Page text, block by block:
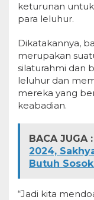
keturunan
para leluhur.
Dikatakannya,
merupakan
silaturahmi dan
leluhur dan
mereka yang
keabadian.
BACA JUGA :
2024,
Butuh
“Jadi kita